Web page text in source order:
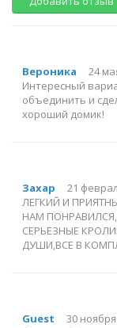
Вероника
24
Интересный
объединить и
хороший домик!
Захар
21
ЛЕГКИЙ И
НАМ
СЕРЬЕЗНЫЕ
ДУШИ,ВСЕ В
Guest
30